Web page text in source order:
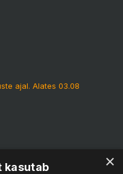
ajal. Alates 03.08
lahtioleku ajad
×
kasutab